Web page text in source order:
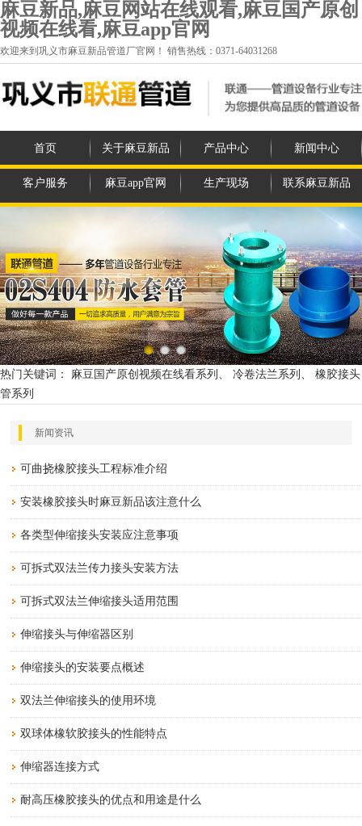
麻豆新品,麻豆网站在线观看,麻豆国产原创
视频在线看,麻豆app官网
欢迎来到巩义市麻豆新品管道厂官网！ 销售热线：0371-64031268
首页 关于麻豆新品 产品中心 新闻中心
客户服务 麻豆app官网 生产现场 联系麻豆新品
热门关键词： 麻豆国产原创视频在线看系列、 冷卷法兰系列、 橡胶接头
管系列
新闻资讯
可曲挠橡胶接头工程标准介绍
安装橡胶接头时麻豆新品该注意什么
各类型伸缩接头安装应注意事项
可拆式双法兰传力接头安装方法
可拆式双法兰伸缩接头适用范围
伸缩接头与伸缩器区别
伸缩接头的安装要点概述
双法兰伸缩接头的使用环境
双球体橡软胶接头的性能特点
伸缩器连接方式
耐高压橡胶接头的优点和用途是什么